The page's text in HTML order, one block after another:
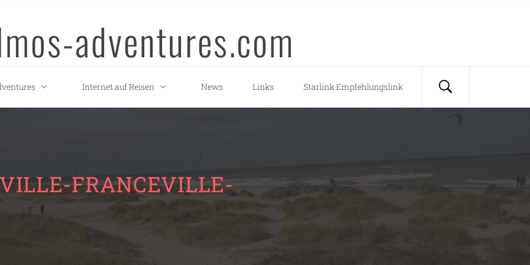
adventures.com
Internet auf Reisen News Links Starlink Empfehlungslink
FRANCEVILLE-